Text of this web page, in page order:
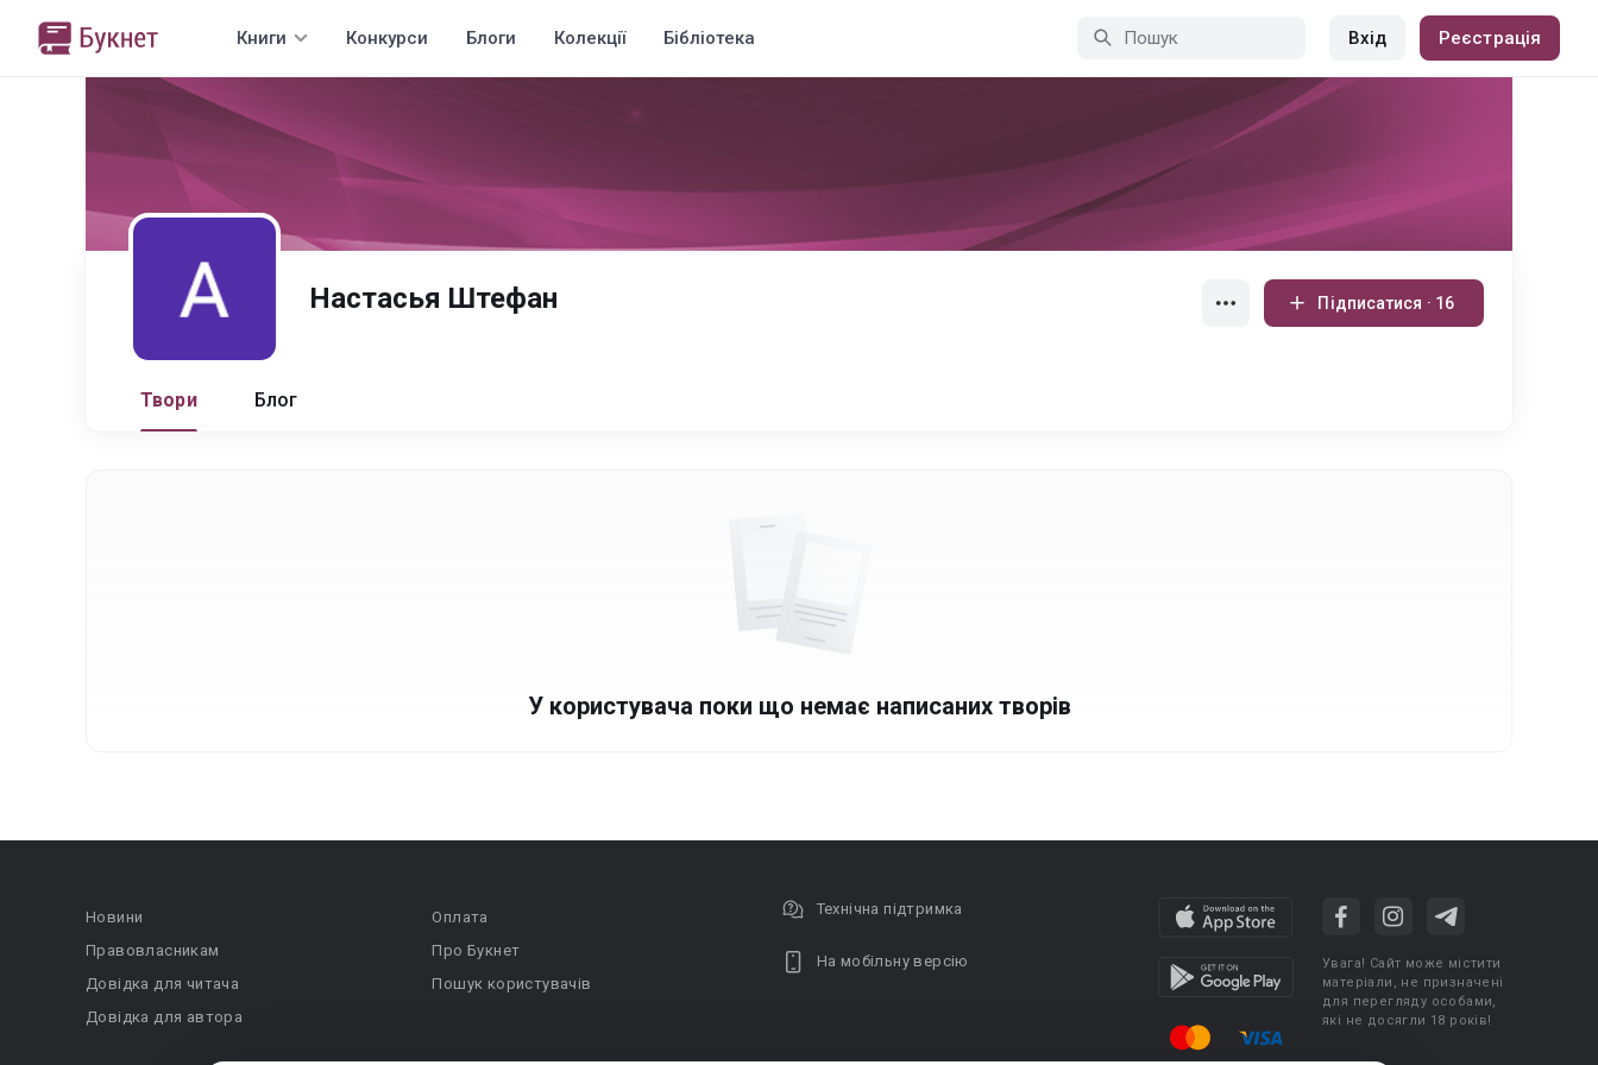
Книги Конкурси Блоги Колекції Бібліотека Вхід Реєстрація
Настасья Штефан Підписатися · 16
Твори Блог
У користувача поки що немає написаних творів
Новини
Правовласникам
Довідка для читача
Довідка для автора
Оплата
Про Букнет
Пошук користувачів
Технічна підтримка
На мобільну версію
Увага! Сайт може містити
матеріали, не призначені
для перегляду особами,
які не досягли 18 років!